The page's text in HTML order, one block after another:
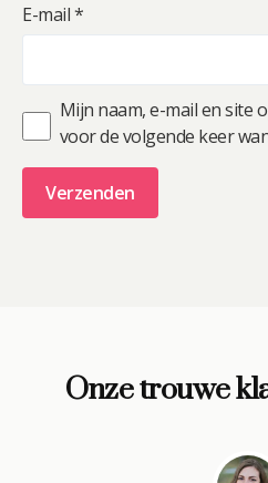
E-mail*
Mijn naam, e-mail en site
voor de volgende keer
Onze trouwe